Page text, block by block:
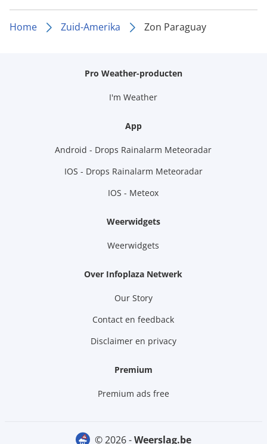
Home Zuid-Amerika Zon Paraguay
Pro Weather-producten
I'm Weather
App
Android - Drops Rainalarm Meteoradar
IOS - Drops Rainalarm Meteoradar
IOS - Meteox
Weerwidgets
Weerwidgets
Over Infoplaza Netwerk
Our Story
Contact en feedback
Disclaimer en privacy
Premium
Premium ads free
© 2026 - weerslag.be